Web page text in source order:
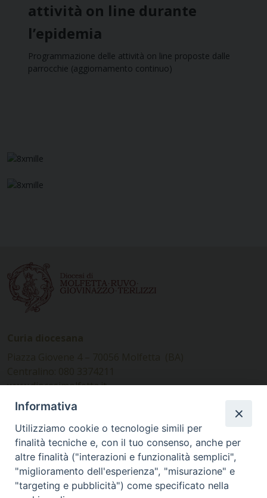
attività on line durante
l’epidemia
Programmazione delle attività on line proposte dalle
parrocchie (aggiornamento continuo)
www.diocesimolfetta.it –
diocesimolfetta@pec.chiesacattolica.it
Ufficio Comunicazioni sociali
Piazza Giovene 4 – 70056 Molfetta (BA)
comunicazionisociali@diocesimolfetta.it
Informativa
Utilizziamo cookie o tecnologie simili per
finalità tecniche e, con il tuo consenso, anche per
altre finalità ("interazioni e funzionalità semplici",
"miglioramento dell'esperienza", "misurazione" e
"targeting e pubblicità") come specificato nella